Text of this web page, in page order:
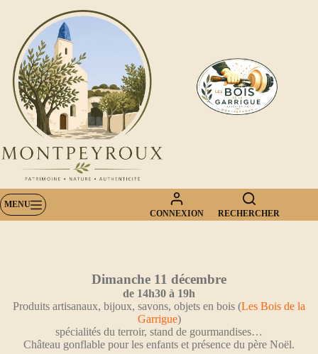
contenu
MENU
CONNEXION
RECHERCHER
Dimanche 11 décembre
de 14h30 à 19h
Produits artisanaux, bijoux, savons, objets en bois (Les Bois de la
Garrigue)
spécialités du terroir, stand de gourmandises…
Château gonflable pour les enfants et présence du père Noël.